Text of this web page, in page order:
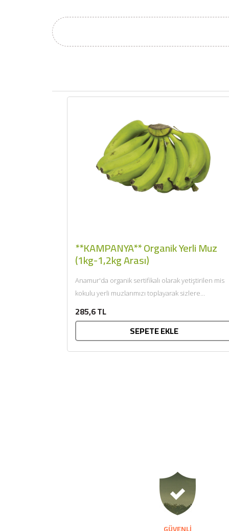
**KAMPANYA** Organik Yerli Muz
(1kg-1,2kg Arası)
Anamur'da organik sertifikalı olarak yetiştirilen mis
kokulu yerli muzlarımızı toplayarak sizlere
285,6 TL
SEPETE EKLE